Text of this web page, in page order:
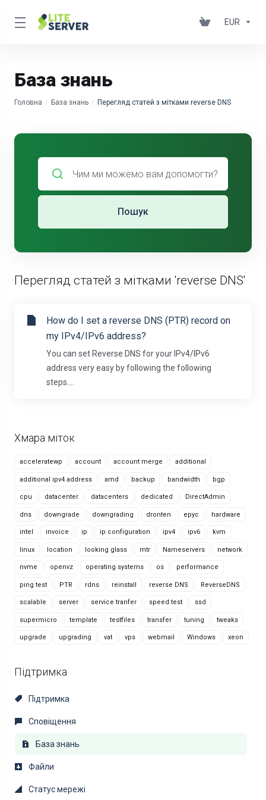
EUR
База знань
Головна База знань Перегляд статей з мітками reverse DNS
Хмара міток
acceleratewp account account merge additional
additional ipv4 address amd backup bandwidth bgp
cpu datacenter datacenters dedicated DirectAdmin
dns downgrade downgrading dronten epyc hardware
intel invoice ip ip configuration ipv4 ipv6 kvm
linux location looking glass mtr Nameservers network
nvme openvz operating systems os performance
ping test PTR rdns reinstall reverse DNS ReverseDNS
scalable server service tranfer speed test ssd
supermicro template testfiles transfer tuning tweaks
upgrade upgrading vat vps webmail Windows xeon
Підтримка
Підтримка
Сповіщення
База знань
Файли
Статус мережі
Пошук
Перегляд статей з мітками 'reverse DNS'
How do I set a reverse DNS (PTR) record on
my IPv4/IPv6 address?
You can set Reverse DNS for your IPv4/IPv6
address very easy by following the following
steps....